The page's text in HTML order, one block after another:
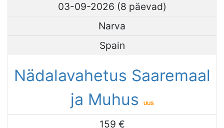
03-09-2026 (8 päevad)
Narva
Spain
Nädalavahetus Saaremaal
ja Muhus
UUS
159 €